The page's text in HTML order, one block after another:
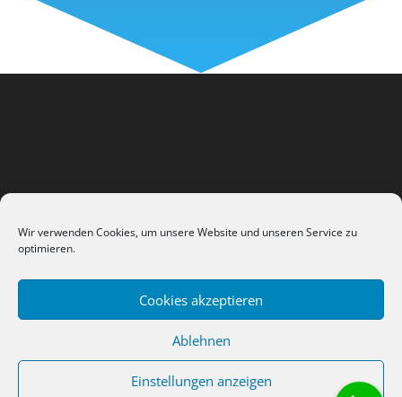
Wir verwenden Cookies, um unsere Website und unseren Service zu
optimieren.
Cookies akzeptieren
Ablehnen
Einstellungen anzeigen
Datenschutzerklärung
Impressum / AGB
Cookie-Richtlinie (EU)